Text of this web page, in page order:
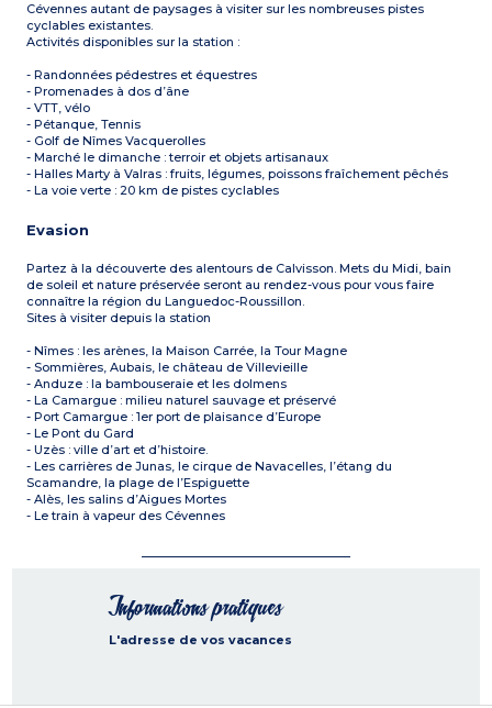
Cévennes autant de paysages à visiter sur les nombreuses pistes
cyclables existantes.
Activités disponibles sur la station :
- Randonnées pédestres et équestres
- Promenades à dos d’âne
- VTT, vélo
- Pétanque, Tennis
- Golf de Nîmes Vacquerolles
- Marché le dimanche : terroir et objets artisanaux
- Halles Marty à Valras : fruits, légumes, poissons fraîchement pêchés
- La voie verte : 20 km de pistes cyclables
Evasion
Partez à la découverte des alentours de Calvisson. Mets du Midi, bain
de soleil et nature préservée seront au rendez-vous pour vous faire
connaître la région du Languedoc-Roussillon.
Sites à visiter depuis la station
- Nîmes : les arènes, la Maison Carrée, la Tour Magne
- Sommières, Aubais, le château de Villevieille
- Anduze : la bambouseraie et les dolmens
- La Camargue : milieu naturel sauvage et préservé
- Port Camargue : 1er port de plaisance d’Europe
- Le Pont du Gard
- Uzès : ville d’art et d’histoire.
- Les carrières de Junas, le cirque de Navacelles, l’étang du
Scamandre, la plage de l’Espiguette
- Alès, les salins d’Aigues Mortes
- Le train à vapeur des Cévennes
Informations pratiques
L'adresse de vos vacances